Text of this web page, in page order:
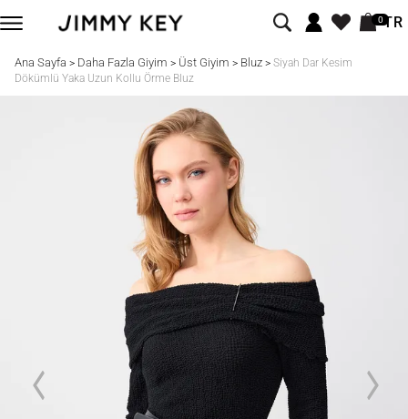
0TR
Ana Sayfa > Daha Fazla Giyim > Üst Giyim > Bluz> Siyah Dar Kesim
Dökümlü Yaka Uzun Kollu Örme Bluz